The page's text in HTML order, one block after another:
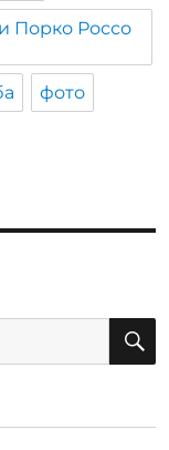
Порко Россо
фото